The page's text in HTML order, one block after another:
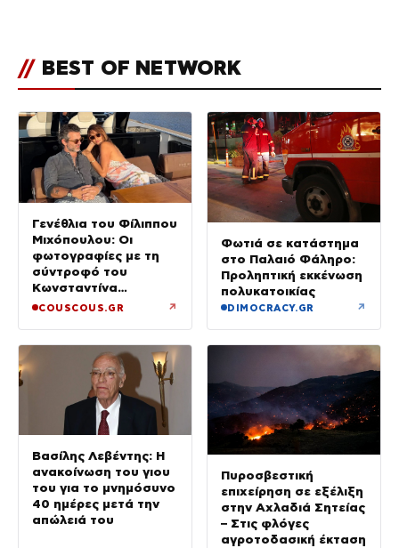
// BEST OF NETWORK
Γενέθλια του Φίλιππου
Μιχόπουλου: Οι
φωτογραφίες με τη
σύντροφό του
Κωνσταντίνα
Ευρυπίδου και το
COUSCOUS.GR ↗
Φωτιά σε κατάστημα
στο Παλαιό Φάληρο:
Προληπτική εκκένωση
πολυκατοικίας
DIMOCRACY.GR ↗
Βασίλης Λεβέντης: Η
ανακοίνωση του γιου
του για το μνημόσυνο
40 ημέρες μετά την
απώλειά του
Πυροσβεστική
επιχείρηση σε εξέλιξη
στην Αχλαδιά Σητείας
– Στις φλόγες
αγροτοδασική έκταση